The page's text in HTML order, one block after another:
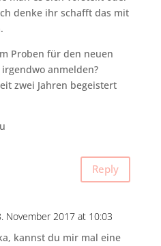
denke ihr schafft das mit
Proben für den neuen
anmelden?
zwei Jahren begeistert
Reply
November 2017 at 10:03
kannst du mir mal eine